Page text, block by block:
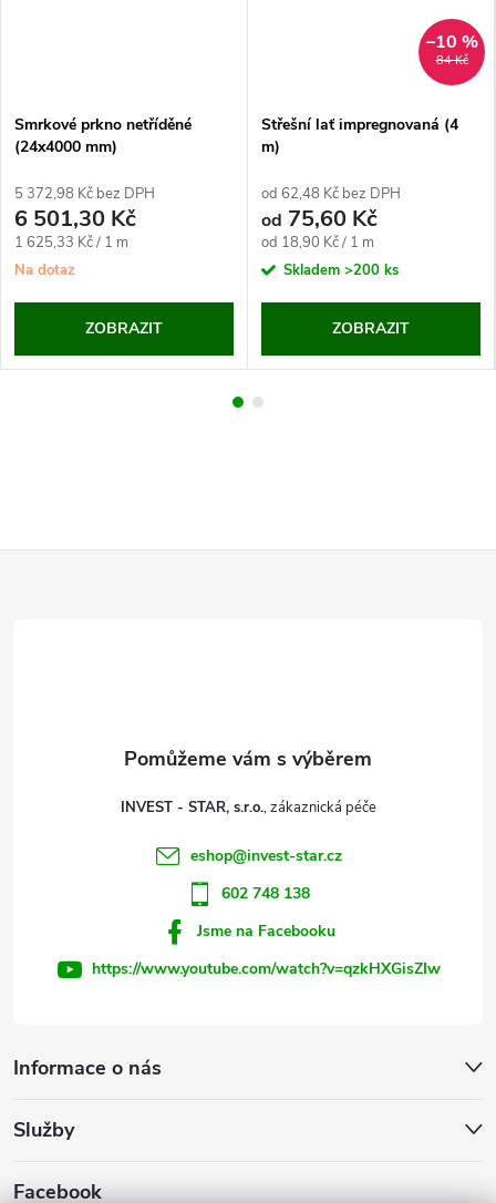
Smrkové prkno netříděné
(24x4000 mm)
5 372,98 Kč bez DPH
6 501,30 Kč
Měrná
cena:
1 625,33 Kč / 1 m
Na dotaz
ZOBRAZIT
84 Kč
–10 %
Střešní lať impregnovaná (4
m)
od 62,48 Kč bez DPH
od 75,60 Kč
Měrná
cena:
od 18,90 Kč / 1 m
Skladem >200 ks
ZOBRAZIT
Informace o nás
Služby
Facebook
INVEST - STAR, s.r.o.
eshop@invest-star.cz
602 748 138
Jsme na Facebooku
https://www.youtube.com/watch?v=qzkHXGisZIw